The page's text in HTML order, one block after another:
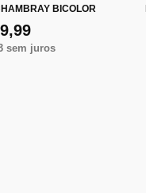
BICOLOR
sem juros